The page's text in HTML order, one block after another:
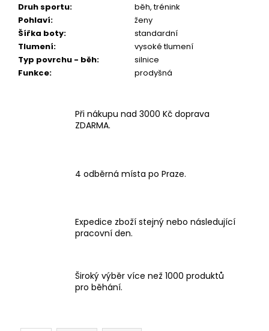
Druh sportu:
běh, trénink
Pohlaví:
ženy
Šířka boty:
standardní
Tlumení:
vysoké tlumení
Typ povrchu - běh:
silnice
Funkce: prodyšná
Při nákupu nad 3000 Kč doprava
ZDARMA.
4 odběrná místa po Praze.
Expedice zboží stejný nebo následující
pracovní den.
Široký výběr více než 1000 produktů
pro běhání.